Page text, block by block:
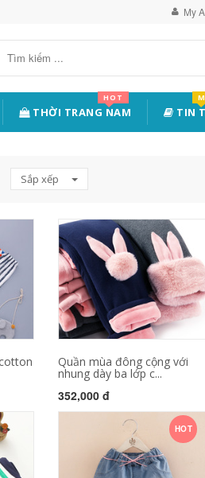
My
THỜI TRANG NAM
HOT
TIN
Sắp xếp
Quần mùa đông cộng với
nhung dày ba lớp c...
352,000 đ
HOT